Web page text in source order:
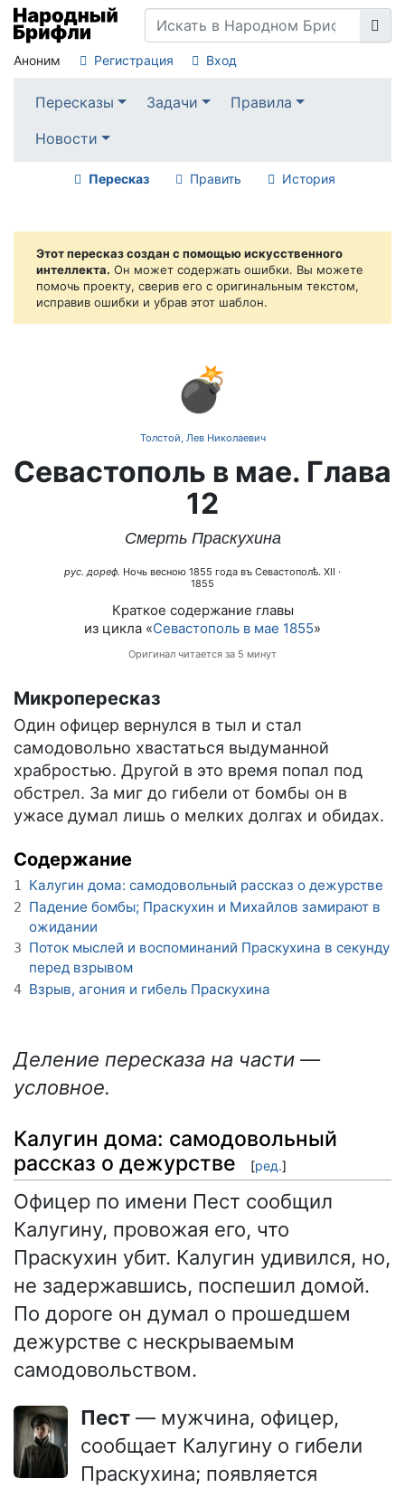
Аноним Регистрация Вход
Пересказы Задачи
Правила
Новости
Пересказ Править История
Этот пересказ создан с помощью искусственного
интеллекта. Он может содержать ошибки. Вы можете
помочь проекту, сверив его с оригинальным текстом,
исправив ошибки и убрав этот шаблон.
💣
Толстой, Лев Николаевич
Севастополь в мае. Глава
12
Смерть Праскухина
рус. дореф. Ночь весною 1855 года въ Севастополѣ. XII ·
1855
Краткое содержание главы
из цикла «Севастополь в мае 1855»
Оригинал читается за 5 минут
Микропересказ
Один офицер вернулся в тыл и стал
самодовольно хвастаться выдуманной
храбростью. Другой в это время попал под
обстрел. За миг до гибели от бомбы он в
ужасе думал лишь о мелких долгах и обидах.
Содержание
1 Калугин дома: самодовольный рассказ о дежурстве
2 Падение бомбы; Праскухин и Михайлов замирают в
ожидании
3 Поток мыслей и воспоминаний Праскухина в секунду
перед взрывом
4 Взрыв, агония и гибель Праскухина
Деление пересказа на части —
условное.
Калугин дома: самодовольный
рассказ о дежурстве
[ред.]
Офицер по имени Пест сообщил
Калугину, провожая его, что
Праскухин убит. Калугин удивился, но,
не задержавшись, поспешил домой.
По дороге он думал о прошедшем
дежурстве с нескрываемым
самодовольством.
Пест — мужчина, офицер,
сообщает Калугину о гибели
Праскухина; появляется